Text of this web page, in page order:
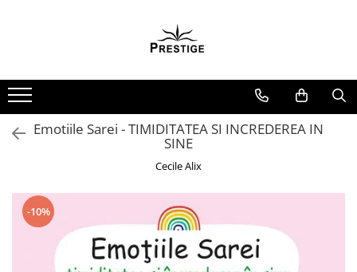
Noutati
Promotii
Pachete Speciale Carti
Arte Divinatorii
Astrologie
Chiromantie
Dezvoltare Spirituala
Emotiile Sarei - TIMIDITATEA SI INCREDEREA IN
SINE
Cecile Alix
-10%